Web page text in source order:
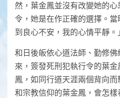
然，葉金鳳並沒有改變她的
令，她是在作正確的選擇。
到良心不安，我的心情平靜。
和日後皈依心道法師、勤修
來，簽發死刑犯執行令的葉
鳳，如同行道天涯兩個背向
和宗教信仰的葉金鳳，會怎樣